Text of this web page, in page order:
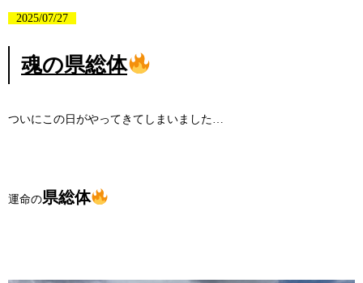
2025/07/27
魂の県総体
ついにこの日がやってきてしまいました…
運命の県総体